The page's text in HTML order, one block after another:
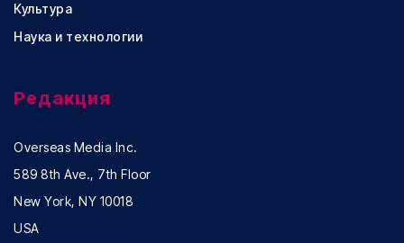
Культура
Наука и технологии
Редакция
Overseas Media Inc.
589 8th Ave., 7th Floor
New York, NY 10018
USA